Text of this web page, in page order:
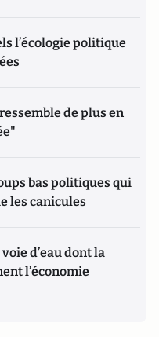
l’écologie politique
de plus en
bas politiques qui
les canicules
d’eau dont la
l’économie